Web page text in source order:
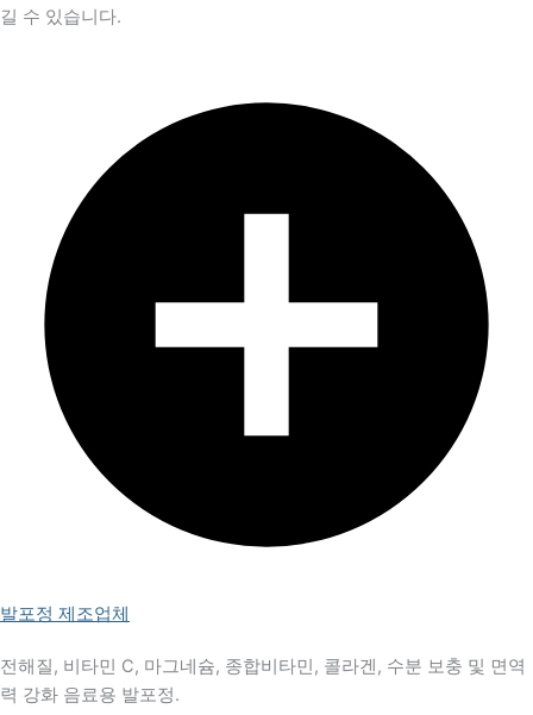
길 수 있습니다.
발포정 제조업체
전해질, 비타민 C, 마그네슘, 종합비타민, 콜라겐, 수분 보충 및 면역
력 강화 음료용 발포정.